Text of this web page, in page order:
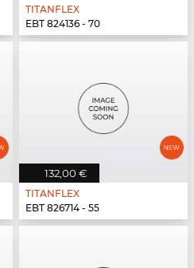
TITANFLEX
EBT 824136 - 70
132,00 €
TITANFLEX
EBT 826714 - 55